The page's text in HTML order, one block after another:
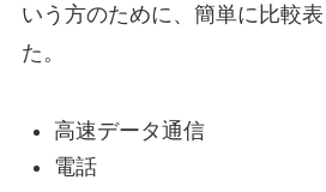
いう方のために、簡単に比較
た。
高速データ通信
電話